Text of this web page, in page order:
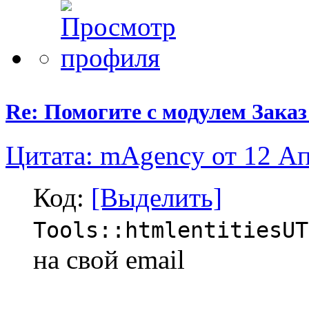
Re: Помогите с модулем
Цитата: mAgency от 12
Код: [Выделить]
на свой email